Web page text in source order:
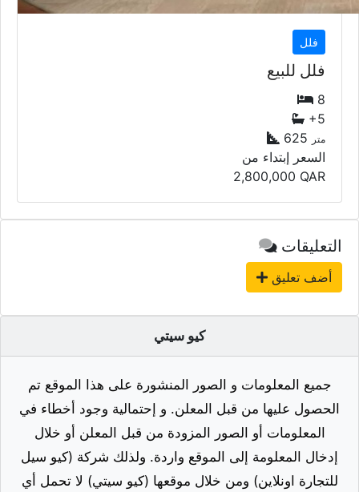
فلل
فلل للبيع
8
+5
625 متر
السعر إبتداء من
2,800,000 QAR
التعليقات
أضف تعليق
كيو سيتي
جميع المعلومات و الصور المنشورة على هذا الموقع تم
الحصول عليها من قبل المعلن. و إحتمالية وجود أخطاء في
المعلومات أو الصور المزودة من قبل المعلن أو خلال
إدخال المعلومة إلى الموقع واردة. ولذلك شركة (كيو سيل
للتجارة اونلاين) ومن خلال موقعها (كيو سيتي) لا تحمل أي